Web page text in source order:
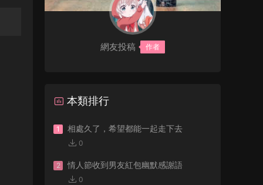
網友投稿 作者
本類排行
1 相處久了，希望都能一起走下去
0
2 情人節收到男友紅包幽默感謝語
0